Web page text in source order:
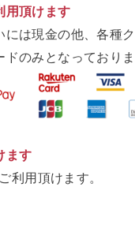
用頂けます
には現金の他、各種
ドのみとなっており
ます
利用頂けます。